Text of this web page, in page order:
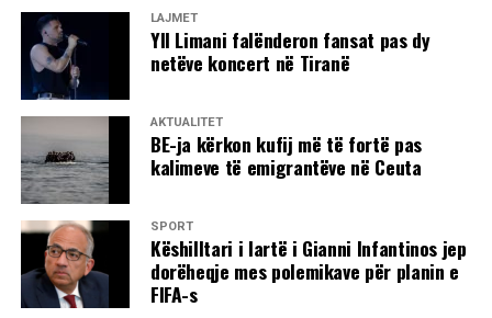
LAJMET
Yll Limani falënderon fansat pas dy
netëve koncert në Tiranë
AKTUALITET
BE-ja kërkon kufij më të fortë pas
kalimeve të emigrantëve në Ceuta
SPORT
Këshilltari i lartë i Gianni Infantinos jep
dorëheqje mes polemikave për planin e
FIFA-s